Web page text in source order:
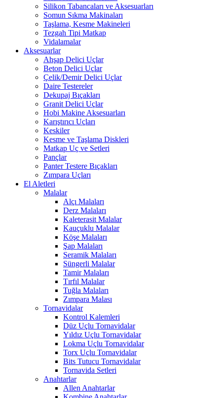
Silikon Tabancaları ve Aksesuarları
Somun Sıkma Makinaları
Taşlama, Kesme Makineleri
Tezgah Tipi Matkap
Vidalamalar
Aksesuarlar
Ahşap Delici Uçlar
Beton Delici Uçlar
Çelik/Demir Delici Uçlar
Daire Testereler
Dekupaj Bıçakları
Granit Delici Uçlar
Hobi Makine Aksesuarları
Karıştırıcı Uçları
Keskiler
Kesme ve Taşlama Diskleri
Matkap Uç ve Setleri
Pançlar
Panter Testere Bıçakları
Zımpara Uçları
El Aletleri
Malalar
Alçı Malaları
Derz Malaları
Kaleterasit Malalar
Kauçuklu Malalar
Köşe Malaları
Şap Malaları
Seramik Malaları
Süngerli Malalar
Tamir Malaları
Tırfıl Malalar
Tuğla Malaları
Zımpara Malası
Tornavidalar
Kontrol Kalemleri
Düz Uçlu Tornavidalar
Yıldız Uçlu Tornavidalar
Lokma Uçlu Tornavidalar
Torx Uçlu Tornavidalar
Bits Tutucu Tornavidalar
Tornavida Setleri
Anahtarlar
Allen Anahtarlar